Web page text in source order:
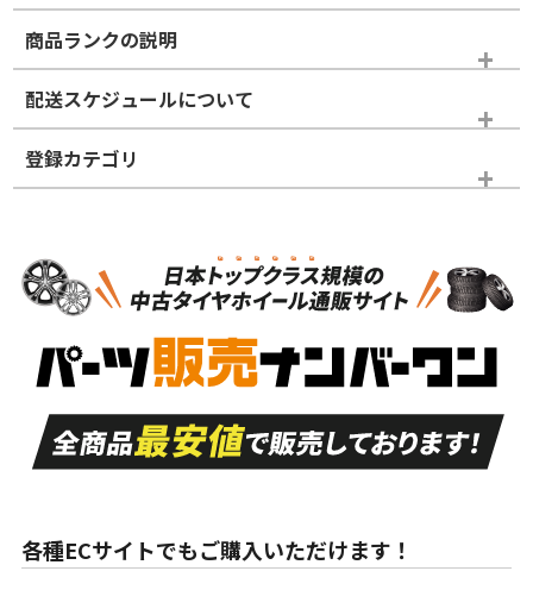
商品ランクの説明
※商品ランクは出品者の主観により判断しておりますので、あら
かじめご了承ください。
ホイールランク
S
品）
S
新車外し品（新古
付き
A
走行距離も少なく、
目立つ傷もほとんど
ない中古品
A
走行距離も少なく、
非常に状態の良い中
古品
な中古品
んどない中古品
配送スケジュールについて
登録カテゴリ
スタッドレスタイヤホイールセット
各種ECサイトでもご購入いただけます！